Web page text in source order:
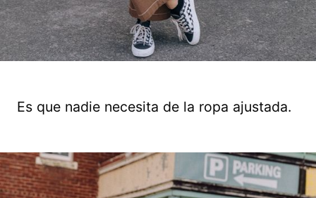
Es que nadie necesita de la ropa ajustada.